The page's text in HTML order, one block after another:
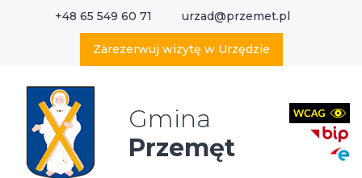
+48 65 549 60 71 urzad@przemet.pl
Zarezerwuj wizytę w Urzędzie
Gmina
Przemęt
Wyszukaj w serwisie